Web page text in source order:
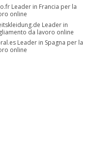
Leader in Francia per la
online
Leader in
da lavoro online
Leader in Spagna per la
online